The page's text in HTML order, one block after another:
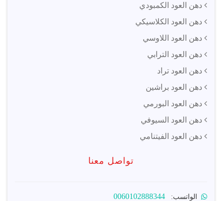
دهن العود الكمبودي
دهن العود الكلاسيكي
دهن العود اللاوسي
دهن العود الترابي
دهن العود تراد
دهن العود براشين
دهن العود البورمي
دهن العود السيوفي
دهن العود الفيتنامي
تواصل معنا
الواتسب: 0060102888344